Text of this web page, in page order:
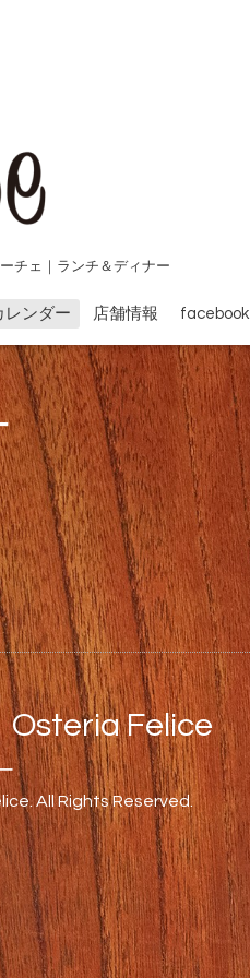
チェ｜ランチ＆ディナー
レンダー 店舗情報 facebook
Felice
. All Rights Reserved.